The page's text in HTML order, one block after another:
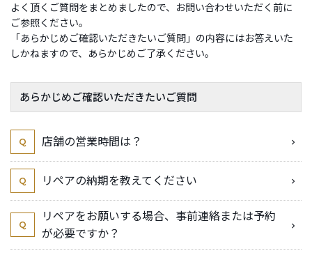
よく頂くご質問をまとめましたので、お問い合わせいただく前に
ご参照ください。
「あらかじめご確認いただきたいご質問」の内容にはお答えいた
しかねますので、あらかじめご了承ください。
あらかじめご確認いただきたいご質問
Q 店舗の営業時間は？
Q リペアの納期を教えてください
Q
リペアをお願いする場合、事前連絡または予約
が必要ですか？